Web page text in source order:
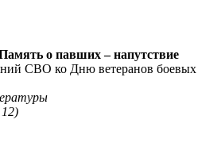
о павших – напутствие
СВО ко Дню ветеранов боевых